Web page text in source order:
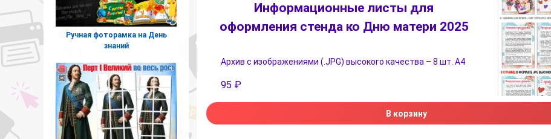
Информационные листы для
оформления стенда ко Дню матери 2025
Архив с изображениями (.JPG) высокого качества – 8 шт. А4
95 ₽
В корзину
Ручная фоторамка на День
знаний